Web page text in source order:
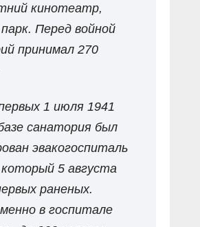
кинотеатр,
Перед войной
принимал 270
1 июля 1941
санатория был
эвакогоспиталь
5 августа
раненых.
в госпитале